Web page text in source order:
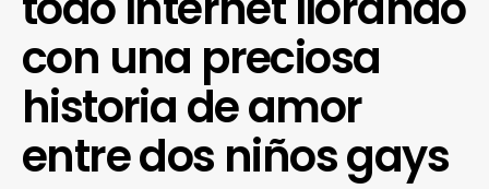
con una preciosa
historia de amor
entre dos niños gays